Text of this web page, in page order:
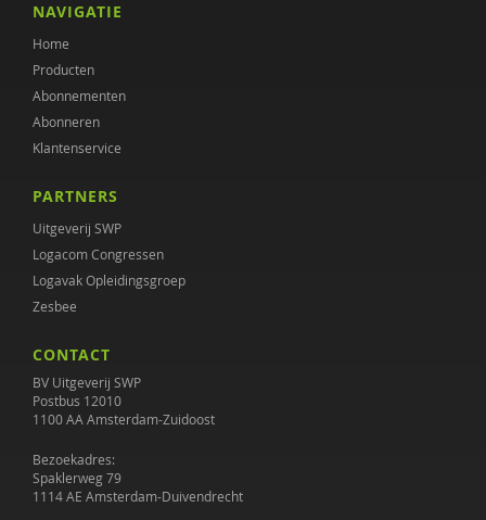
NAVIGATIE
Home
Producten
Abonnementen
Abonneren
Klantenservice
PARTNERS
Uitgeverij SWP
Logacom Congressen
Logavak Opleidingsgroep
Zesbee
CONTACT
BV Uitgeverij SWP
Postbus 12010
1100 AA Amsterdam-Zuidoost
Bezoekadres:
Spaklerweg 79
1114 AE Amsterdam-Duivendrecht